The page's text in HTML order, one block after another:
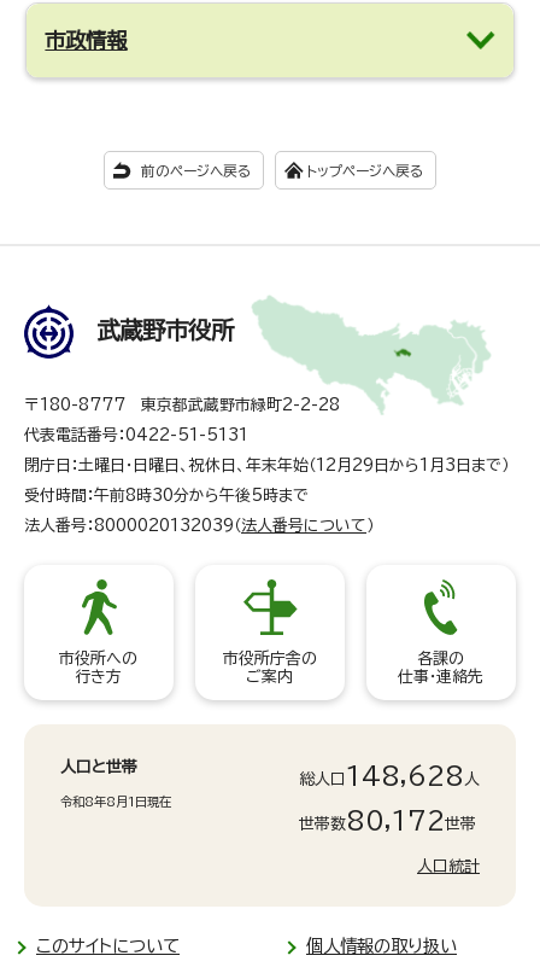
市政情報
前のページへ戻る トップページへ戻る
武蔵野市役所
〒180-8777 東京都武蔵野市緑町2-2-28
代表電話番号：0422-51-5131
閉庁日：土曜日・日曜日、祝休日、年末年始（12月29日から1月3日まで）
受付時間：午前8時30分から午後5時まで
法人番号：8000020132039（ 法人番号について ）
市役所への
行き方
市役所庁舎の
ご案内
各課の
仕事・連絡先
人口と世帯
令和8年8月1日現在
総人口 148,628 人
世帯数80,172世帯
人口統計
このサイトについて 個人情報の取り扱い